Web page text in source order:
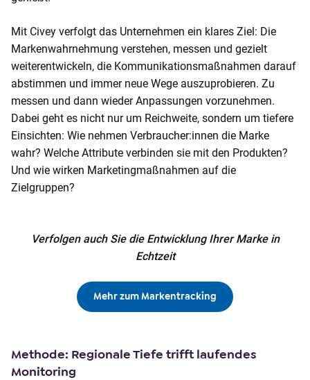
Mit Civey verfolgt das Unternehmen ein klares Ziel: Die
Markenwahrnehmung verstehen, messen und gezielt
weiterentwickeln, die Kommunikationsmaßnahmen darauf
abstimmen und immer neue Wege auszuprobieren. Zu
messen und dann wieder Anpassungen vorzunehmen.
Dabei geht es nicht nur um Reichweite, sondern um tiefere
Einsichten: Wie nehmen Verbraucher:innen die Marke
wahr? Welche Attribute verbinden sie mit den Produkten?
Und wie wirken Marketingmaßnahmen auf die
Zielgruppen?
Verfolgen auch Sie die Entwicklung Ihrer Marke in
Echtzeit
Mehr zum Markentracking
Methode: Regionale Tiefe trifft laufendes
Monitoring